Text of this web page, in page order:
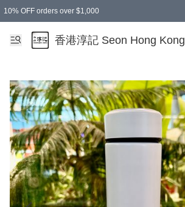
10% OFF orders over $1,000
香港淳記 Seon Hong Kong